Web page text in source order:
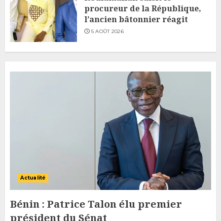
7
heures de son achèvement
5 AOÛT 2026
procureur de la République,
l’ancien bâtonnier réagit
5 AOÛT 2026
Actualité
Bénin : Patrice Talon élu premier
président du Sénat